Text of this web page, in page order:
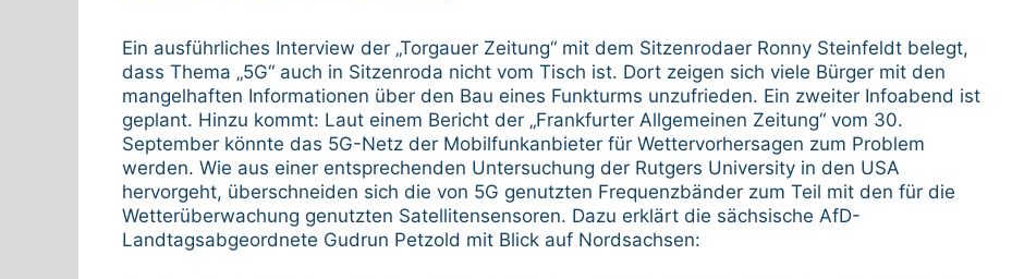
Ein ausführliches Interview der „Torgauer Zeitung“ mit dem Sitzenrodaer Ronny Steinfeldt belegt,
dass Thema „5G“ auch in Sitzenroda nicht vom Tisch ist. Dort zeigen sich viele Bürger mit den
mangelhaften Informationen über den Bau eines Funkturms unzufrieden. Ein zweiter Infoabend ist
geplant. Hinzu kommt: Laut einem Bericht der „Frankfurter Allgemeinen Zeitung“ vom 30.
September könnte das 5G-Netz der Mobilfunkanbieter für Wettervorhersagen zum Problem
werden. Wie aus einer entsprechenden Untersuchung der Rutgers University in den USA
hervorgeht, überschneiden sich die von 5G genutzten Frequenzbänder zum Teil mit den für die
Wetterüberwachung genutzten Satellitensensoren. Dazu erklärt die sächsische AfD-
Landtagsabgeordnete Gudrun Petzold mit Blick auf Nordsachsen: